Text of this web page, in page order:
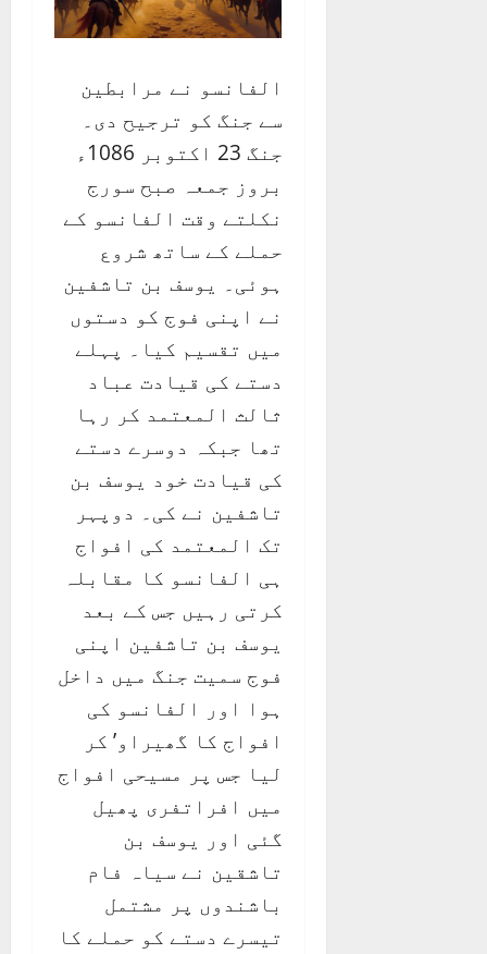
الفانسو نے مرابطین
سے جنگ کو ترجیح دی۔
جنگ 23 اکتوبر 1086ء
بروز جمعہ صبح سورج
نکلتے وقت الفانسو کے
حملے کے ساتھ شروع
ہوئی۔ یوسف بن تاشفین
نے اپنی فوج کو دستوں
میں تقسیم کیا۔ پہلے
دستے کی قیادت عباد
ثالث المعتمد کر رہا
تھا جبکہ دوسرے دستے
کی قیادت خود یوسف بن
تاشفین نے کی۔ دوپہر
تک المعتمد کی افواج
ہی الفانسو کا مقابلہ
کرتی رہیں جس کے بعد
یوسف بن تاشفین اپنی
فوج سمیت جنگ میں داخل
ہوا اور الفانسو کی
افواج کا گھیراو’ کر
لیا جس پر مسیحی افواج
میں افراتفری پھیل
گئی اور یوسف بن
تاشقین نے سیاہ فام
باشندوں پر مشتمل
تیسرے دستے کو حملے کا